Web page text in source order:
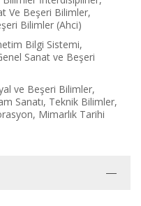
Ve Beşeri Bilimler,
Bilimler (Ahci)
Bilgi Sistemi,
Sanat ve Beşeri
ve Beşeri Bilimler,
Sanatı, Teknik Bilimler,
Mimarlık Tarihi